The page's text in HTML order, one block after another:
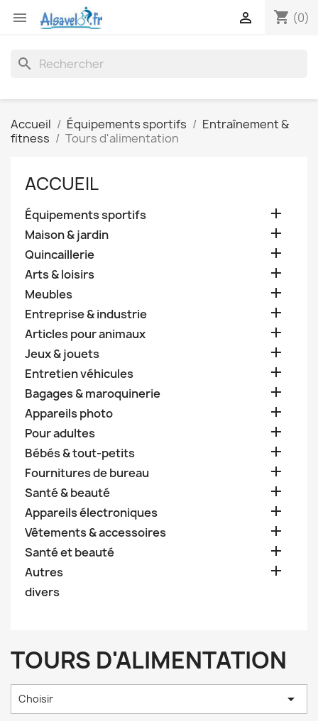
 shopping_cart (0)

search
Accueil Équipements sportifs
Entraînement &
fitness
Tours d'alimentation
ACCUEIL
Équipements sportifs 
Maison & jardin 
Quincaillerie 
Arts & loisirs 
Meubles 
Entreprise & industrie 
Articles pour animaux 
Jeux & jouets 
Entretien véhicules 
Bagages & maroquinerie 
Appareils photo 
Pour adultes 
Bébés & tout-petits 
Fournitures de bureau 
Santé & beauté 
Appareils électroniques 
Vêtements & accessoires 
Santé et beauté 
Autres 
divers
TOURS D'ALIMENTATION
Choisir 